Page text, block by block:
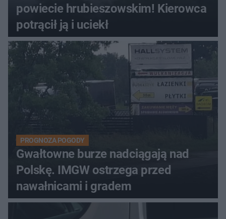
powiecie hrubieszowskim! Kierowca
potrącił ją i uciekł
PROGNOZA POGODY
Gwałtowne burze nadciągają nad
Polskę. IMGW ostrzega przed
nawałnicami i gradem